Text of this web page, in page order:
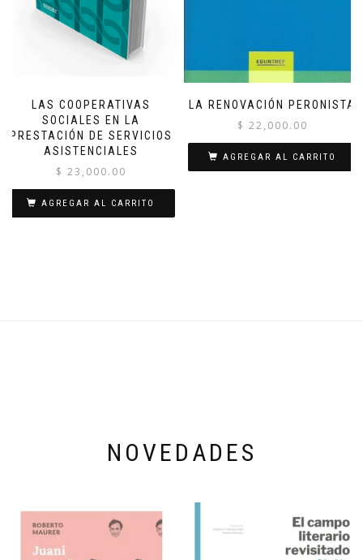
LAS COOPERATIVAS
SOCIALES EN LA
PRESTACIÓN DE SERVICIOS
ASISTENCIALES
$ 23,000.00
AGREGAR AL CARRITO
LA RENOVACIÓN PERONISTA
$ 22,000.00
AGREGAR AL CARRITO
NOVEDADES